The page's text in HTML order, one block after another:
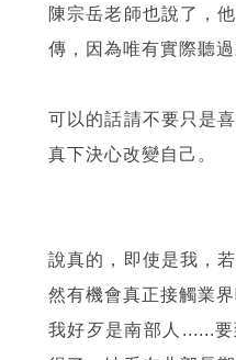
陳宗岳老師也說了，
傳，因為唯有實際聽過
可以的話請不要只是
真下決心改變自己。
說真的，即使是我，
然有機會真正接觸業界
我好歹是南部人......